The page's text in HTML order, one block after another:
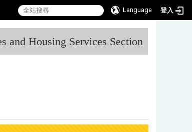
Language 登入
and Housing Services Section